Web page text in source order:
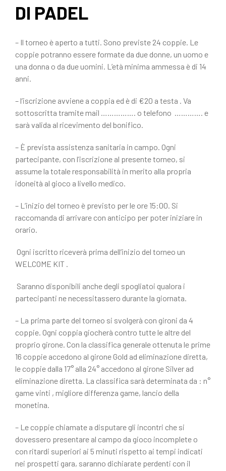
DI PADEL
– Il torneo è aperto a tutti. Sono previste 24 coppie. Le
coppie potranno essere formate da due donne, un uomo e
una donna o da due uomini. L’età minima ammessa è di 14
anni.
– l’iscrizione avviene a coppia ed è di €20 a testa . Va
sottoscritta tramite mail ……………. o telefono …………. e
sarà valida al ricevimento del bonifico.
– È prevista assistenza sanitaria in campo. Ogni
partecipante, con l’iscrizione al presente torneo, si
assume la totale responsabilità in merito alla propria
idoneità al gioco a livello medico.
– L’inizio del torneo è previsto per le ore 15:00. Si
raccomanda di arrivare con anticipo per poter iniziare in
orario.
Ogni iscritto riceverà prima dell’inizio del torneo un
WELCOME KIT .
Saranno disponibili anche degli spogliatoi qualora i
partecipanti ne necessitassero durante la giornata.
– La prima parte del torneo si svolgerà con gironi da 4
coppie. Ogni coppia giocherà contro tutte le altre del
proprio girone. Con la classifica generale ottenuta le prime
16 coppie accedono al girone Gold ad eliminazione diretta,
le coppie dalla 17° alla 24° accedono al girone Silver ad
eliminazione diretta. La classifica sarà determinata da : n°
game vinti , migliore differenza game, lancio della
monetina.
– Le coppie chiamate a disputare gli incontri che si
dovessero presentare al campo da gioco incomplete o
con ritardi superiori ai 5 minuti rispetto ai tempi indicati
nei prospetti gara, saranno dichiarate perdenti con il